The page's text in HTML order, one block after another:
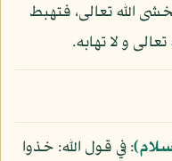
الله تعالى، فتهبط
و لا تهابه.
: في قول الله: خذوا